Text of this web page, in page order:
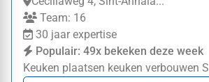
Team: 16
30 jaar expertise
Populair: 49x bekeken deze week
Keuken plaatsen keuken verbouwen